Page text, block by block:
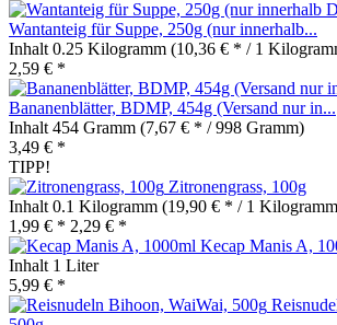
Wantanteig für Suppe, 250g (nur innerhalb...
Inhalt 0.25 Kilogramm (10,36 € * / 1
2,59 € *
Bananenblätter, BDMP, 454g (Versand nur in...
Inhalt 454 Gramm (7,67 € * / 998 Gramm)
3,49 € *
TIPP!
Zitronengrass, 100g
Inhalt 0.1 Kilogramm (19,90 € * / 1
1,99 € * 2,29 € *
Kecap Manis A,
Inhalt 1 Liter
5,99 € *